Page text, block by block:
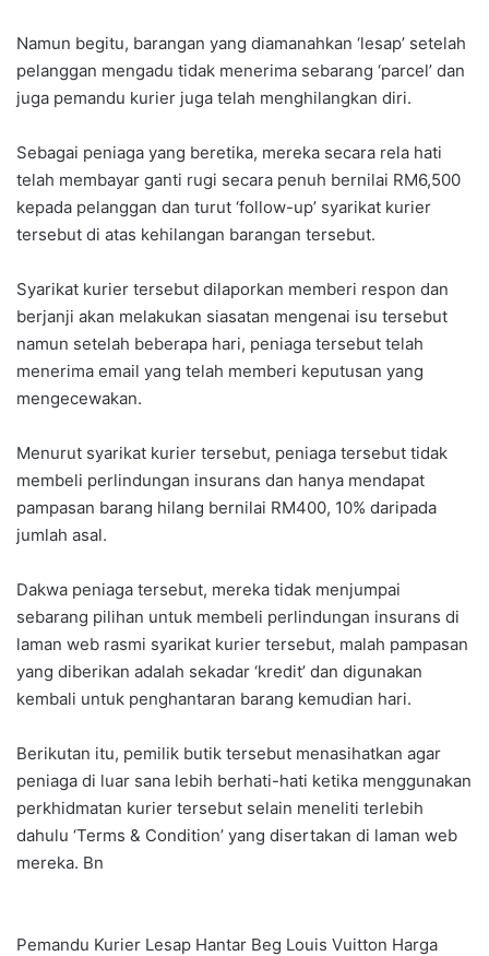
Namun begitu, barangan yang diamanahkan ‘lesap’ setelah
pelanggan mengadu tidak menerima sebarang ‘parcel’ dan
juga pemandu kurier juga telah menghilangkan diri.
Sebagai peniaga yang beretika, mereka secara rela hati
telah membayar ganti rugi secara penuh bernilai RM6,500
kepada pelanggan dan turut ‘follow-up’ syarikat kurier
tersebut di atas kehilangan barangan tersebut.
Syarikat kurier tersebut dilaporkan memberi respon dan
berjanji akan melakukan siasatan mengenai isu tersebut
namun setelah beberapa hari, peniaga tersebut telah
menerima email yang telah memberi keputusan yang
mengecewakan.
Menurut syarikat kurier tersebut, peniaga tersebut tidak
membeli perlindungan insurans dan hanya mendapat
pampasan barang hilang bernilai RM400, 10% daripada
jumlah asal.
Dakwa peniaga tersebut, mereka tidak menjumpai
sebarang pilihan untuk membeli perlindungan insurans di
laman web rasmi syarikat kurier tersebut, malah pampasan
yang diberikan adalah sekadar ‘kredit’ dan digunakan
kembali untuk penghantaran barang kemudian hari.
Berikutan itu, pemilik butik tersebut menasihatkan agar
peniaga di luar sana lebih berhati-hati ketika menggunakan
perkhidmatan kurier tersebut selain meneliti terlebih
dahulu ‘Terms & Condition’ yang disertakan di laman web
mereka. Bn
Pemandu Kurier Lesap Hantar Beg Louis Vuitton Harga